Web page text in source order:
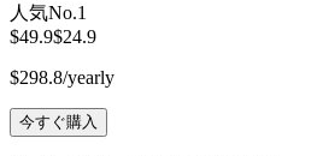
人気No.1
$49.9$24.9
$298.8/yearly
今すぐ購入